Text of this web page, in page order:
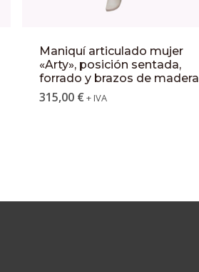
Maniquí articulado mujer
«Arty», posición sentada,
forrado y brazos de madera
315,00 € + IVA